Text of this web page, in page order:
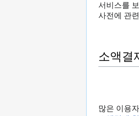
서비스를
사전에 관
소액결
많은 이용자